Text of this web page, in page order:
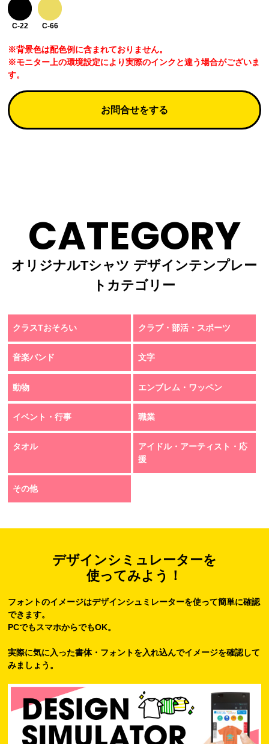
C-22 C-66
※背景色は配色例に含まれておりません。
※モニター上の環境設定により実際のインクと違う場合がございま
す。
お問合せをする
CATEGORY
オリジナルTシャツ デザインテンプレー
トカテゴリー
クラスTおそろい クラブ・部活・スポーツ
音楽バンド 文字
動物 エンブレム・ワッペン
イベント・行事 職業
タオル
アイドル・アーティスト・応
援
その他
デザインシミュレーターを
使ってみよう！
フォントのイメージはデザインシュミレーターを使って簡単に確認
できます。
PCでもスマホからでもOK。
実際に気に入った書体・フォントを入れ込んでイメージを確認して
みましょう。